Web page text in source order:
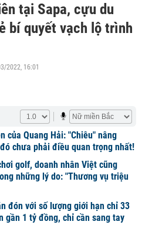
tại Sapa, cựu du
bí quyết vạch lộ trình
2022, 16:01
của Quang Hải: "Chiêu" nâng
chưa phải điều quan trọng nhất!
golf, doanh nhân Việt cũng
những lý do: "Thương vụ triệu
đón với số lượng giới hạn chỉ 33
gần 1 tỷ đồng, chỉ cần sang tay